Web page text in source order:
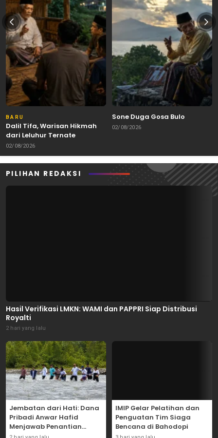
BARU
Dalil Tifa, Warisan Hikmah
dari Leluhur Ternate
02/08/2026
Sone Duga Gosa Bulo
02/08/2026
PILIHAN REDAKSI
Hasil Verifikasi LMKN: WAMI dan PAPPRI Siap Distribusi
Royalti
2 hari yang lalu
Jembatan dari Hati: Dana
Pribadi Anwar Hafid
Menjawab Penantian
Warga Masungkang
IMIP Gelar Pelatihan dan
Penguatan Tim Siaga
Bencana di Bahodopi